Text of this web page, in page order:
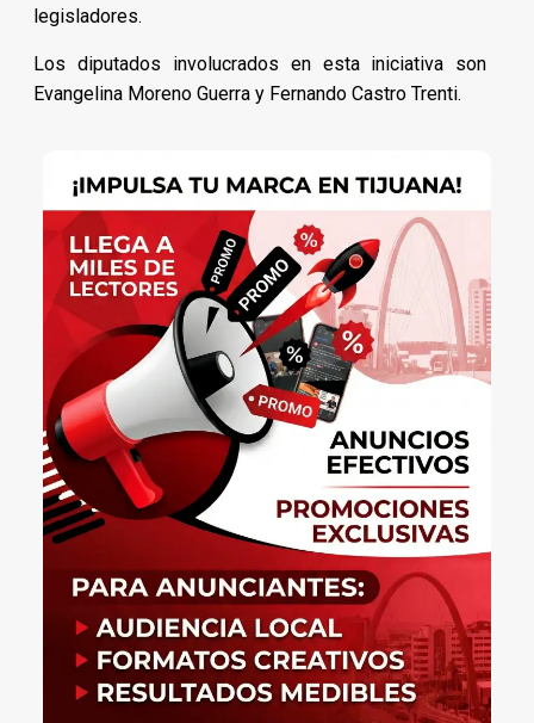
legisladores.
Los diputados involucrados en esta iniciativa son
Evangelina Moreno Guerra y Fernando Castro Trenti.